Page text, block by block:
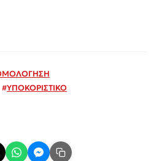
#ΥΠΟΚΟΡΙΣΤΙΚΟ